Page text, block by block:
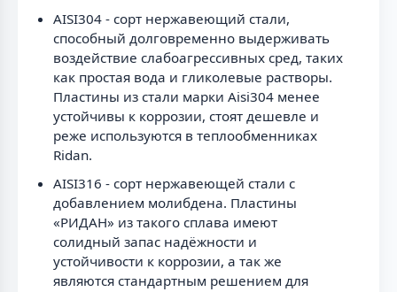
AISI304 - сорт нержавеющий стали,
способный долговременно выдерживать
воздействие слабоагрессивных сред, таких
как простая вода и гликолевые растворы.
Пластины из стали марки Aisi304 менее
устойчивы к коррозии, стоят дешевле и
реже используются в теплообменниках
Ridan.
AISI316 - сорт нержавеющей стали с
добавлением молибдена. Пластины
«РИДАН» из такого сплава имеют
солидный запас надёжности и
устойчивости к коррозии, а так же
являются стандартным решением для